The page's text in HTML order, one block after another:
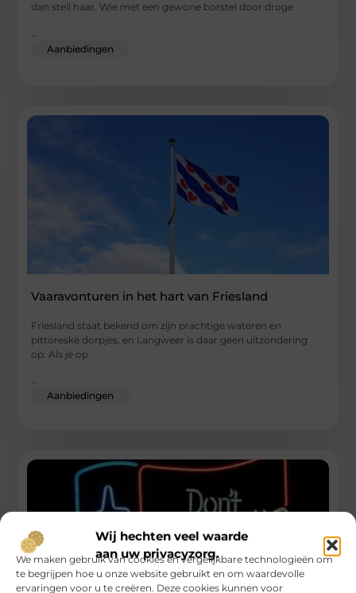
Wij hechten veel waarde
aan uw privacyzorg.
We maken gebruik van cookies en vergelijkbare technologieën om
te begrijpen hoe u onze website gebruikt en om waardevolle
ervaringen voor u te creëren. Deze cookies kunnen voor
dan steil haar. Wie met een gewone borstel door droge
Aanbiedingen
Vaaravonturen in het hart van Friesland
Friesland staat bekend om zijn prachtige wateren en
pittoreske dorpjes, en Langweer is daar geen uitzondering
op. Als je op
...
Aanbiedingen